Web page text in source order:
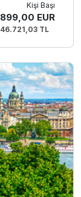
Kişi Başı
899,00 EUR
46.721,03 TL